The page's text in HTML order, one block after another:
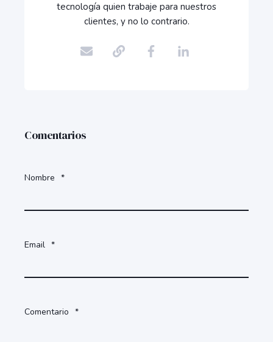
tecnología quien trabaje para nuestros
clientes, y no lo contrario.
Comentarios
Nombre *
Email *
Comentario *